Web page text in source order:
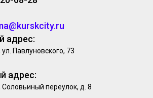
адрес:
ул. Павлуновского, 73
адрес:
Соловьиный переулок, д. 8